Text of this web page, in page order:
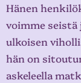
Hänen
voimme seistä
ulkoisen
hän on
askeleella